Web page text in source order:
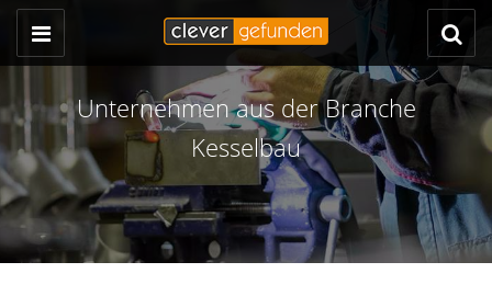
Unternehmen aus der Branche
Kesselbau